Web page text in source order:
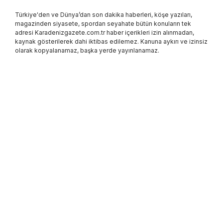
Türkiye'den ve Dünya’dan son dakika haberleri, köşe yazıları,
magazinden siyasete, spordan seyahate bütün konuların tek
adresi Karadenizgazete.com.tr haber içerikleri izin alınmadan,
kaynak gösterilerek dahi iktibas edilemez. Kanuna aykırı ve izinsiz
olarak kopyalanamaz, başka yerde yayınlanamaz.